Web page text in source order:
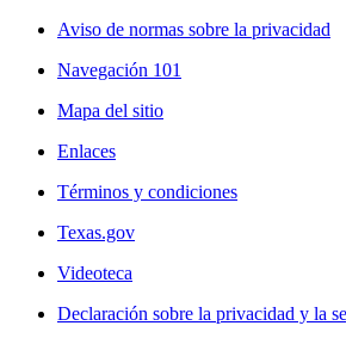
Aviso de normas sobre la privacidad
Navegación 101
Mapa del sitio
Enlaces
Términos y condiciones
Texas.gov
Videoteca
Declaración sobre la privacidad y la